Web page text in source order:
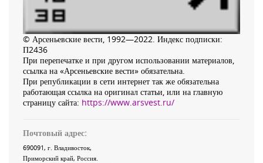
© Арсеньевские вести, 1992—2022. Индекс подписки:
П2436
При перепечатке и при другом использовании материалов,
ссылка на «Арсеньевские вести» обязательна.
При републикации в сети интернет так же обязательна
работающая ссылка на оригинал статьи, или на главную
страницу сайта: https://www.arsvest.ru/
Почтовый адрес:
690091, г. Владивосток,
Приморский край, Россия.